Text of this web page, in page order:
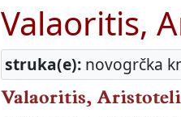
Valaoritis,
struka(e): novogrčka
Valaoritis,